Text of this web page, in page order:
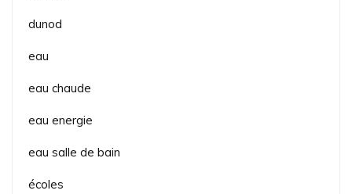
dunod
eau
eau chaude
eau energie
eau salle de bain
écoles